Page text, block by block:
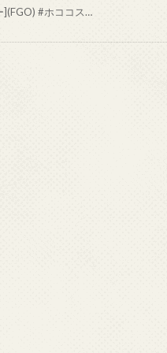
](FGO) #ホココス…